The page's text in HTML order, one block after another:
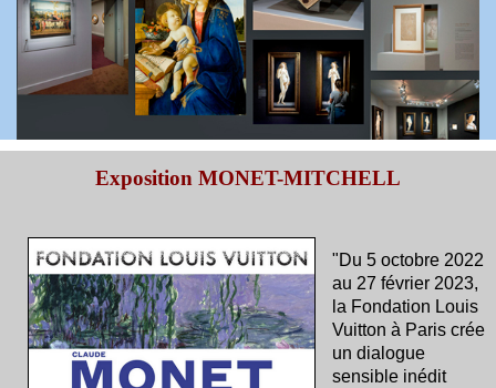
Exposition MONET-MITCHELL
"Du 5 octobre 2022
au 27 février 2023,
la Fondation Louis
Vuitton à Paris crée
un dialogue
sensible inédit